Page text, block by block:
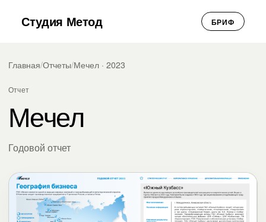
Студия Метод БРИФ
Главная/Отчеты/Мечел · 2023
Отчет
Мечел
Годовой отчет